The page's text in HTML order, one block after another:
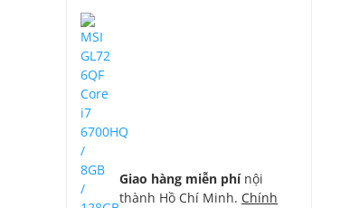
Giao hàng miễn phí nội
thành Hồ Chí Minh. Chính